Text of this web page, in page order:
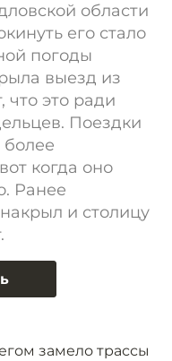
области
его стало
погоды
выезд из
что это ради
Поездки
когда оно
Ранее
и столицу
замело трассы